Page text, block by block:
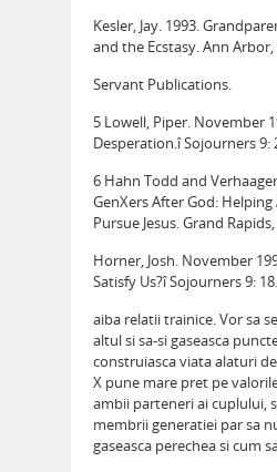
Kesler, Jay. 1993.
and the Ecstasy. Ann
Servant Publications.
5 Lowell, Piper. November
Desperation.î Sojourners 9:
6 Hahn Todd and
GenXers After God:
Pursue Jesus. Grand
Horner, Josh. November
Satisfy Us?î Sojourners 9: 18.
aiba relatii trainice. Vor sa
altul si sa-si gaseasca
construiasca viata alaturi
X pune mare pret pe
ambii parteneri ai cuplului,
membrii generatiei par sa
gaseasca perechea si cum